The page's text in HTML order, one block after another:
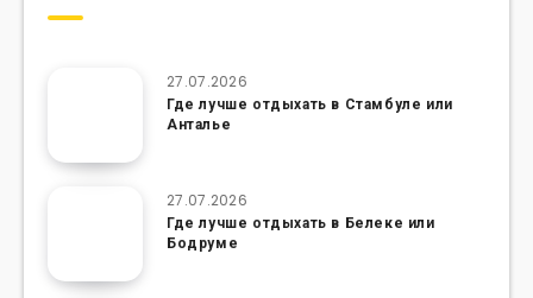
27.07.2026
Где лучше отдыхать в Стамбуле или
Анталье
27.07.2026
Где лучше отдыхать в Белеке или
Бодруме